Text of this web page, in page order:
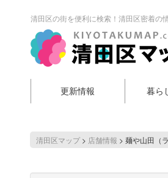
清田区の街を便利に検索！清田区密着の
更新情報 暮ら
清田区マップ> 店舗情報 > 麺や山田（